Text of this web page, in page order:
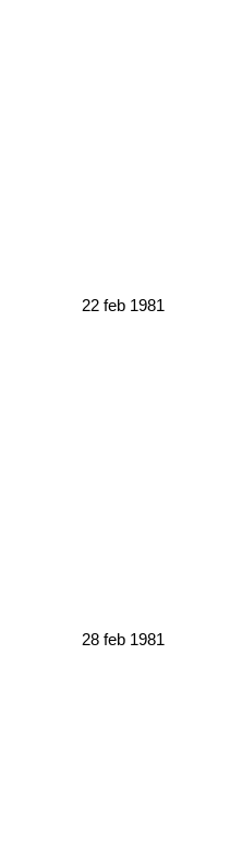
22 feb 1981
28 feb 1981